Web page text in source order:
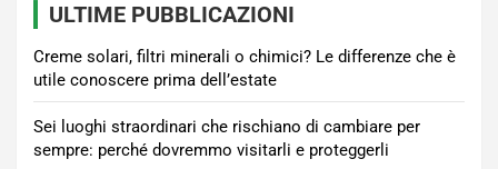
ULTIME PUBBLICAZIONI
Creme solari, filtri minerali o chimici? Le differenze che è
utile conoscere prima dell’estate
Sei luoghi straordinari che rischiano di cambiare per
sempre: perché dovremmo visitarli e proteggerli